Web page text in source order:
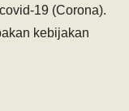
19 (Corona).
kebijakan